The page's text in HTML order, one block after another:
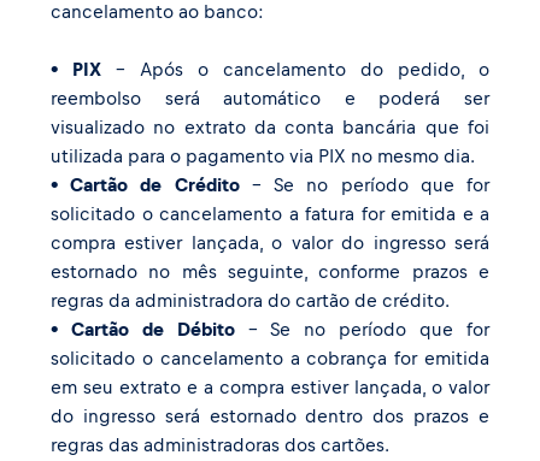
cancelamento ao banco:
• PIX - Após o cancelamento do pedido, o
reembolso será automático e poderá ser
visualizado no extrato da conta bancária que foi
utilizada para o pagamento via PIX no mesmo dia.
• Cartão de Crédito- Se no período que for
solicitado o cancelamento a fatura for emitida e a
compra estiver lançada, o valor do ingresso será
estornado no mês seguinte, conforme prazos e
regras da administradora do cartão de crédito.
• Cartão de Débito– Se no período que for
solicitado o cancelamento a cobrança for emitida
em seu extrato e a compra estiver lançada, o valor
do ingresso será estornado dentro dos prazos e
regras das administradoras dos cartões.